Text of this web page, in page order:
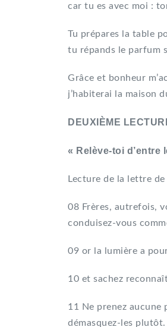
car tu es avec moi :
Tu prépares la table
tu répands le parfum
Grâce et bonheur
j’habiterai la maison
DEUXIÈME
« Relève-toi d’entre
Lecture de la lettre
08 Frères, autrefois,
conduisez-vous
09 or la lumière a
10 et sachez
11 Ne prenez aucune
démasquez-les plutôt.